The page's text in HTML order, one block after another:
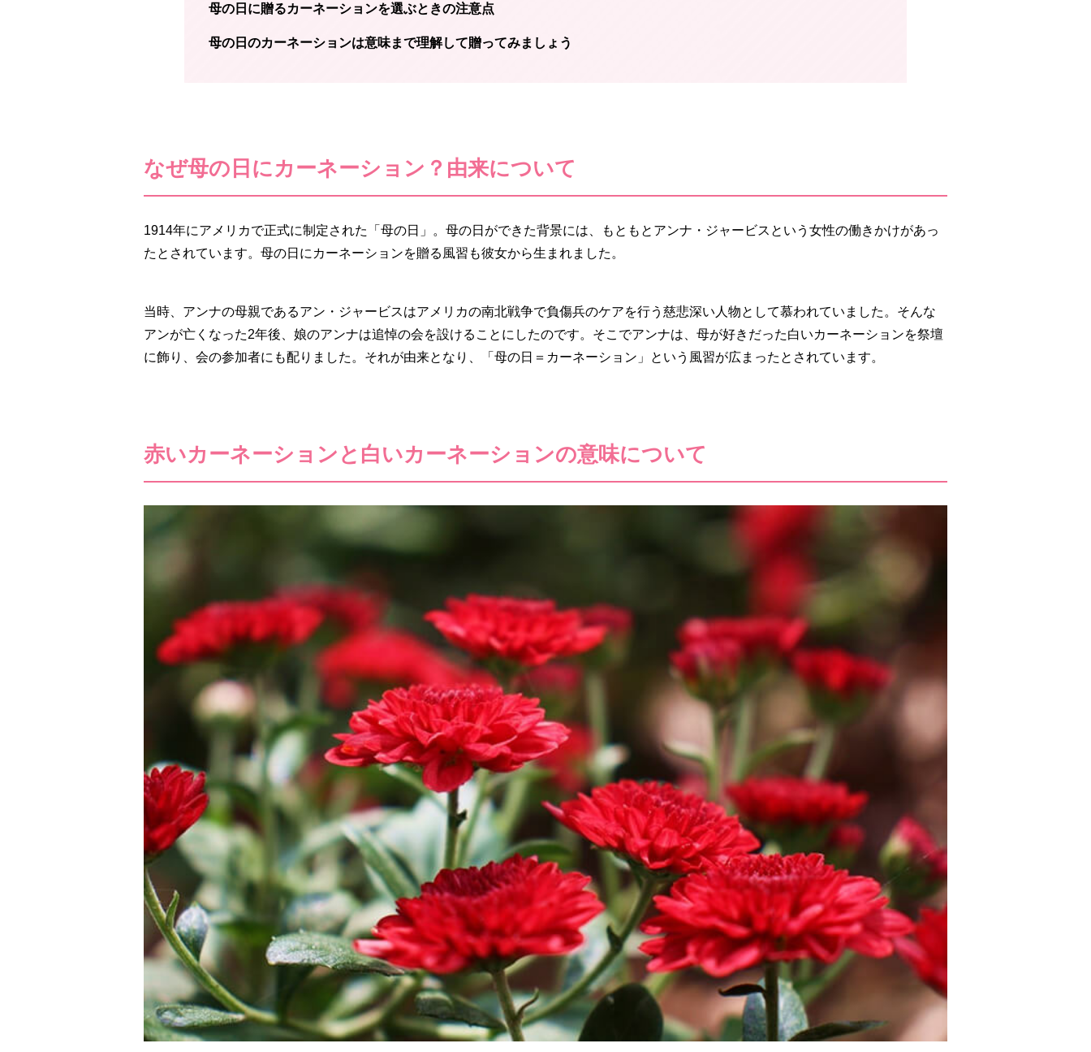
母の日に贈るカーネーションを選ぶときの注意点
母の日のカーネーションは意味まで理解して贈ってみましょう
なぜ母の日にカーネーション？由来について
1914年にアメリカで正式に制定された「母の日」。母の日ができた背景には、もともとアンナ・ジャービスという女性の働きかけがあっ
たとされています。母の日にカーネーションを贈る風習も彼女から生まれました。
当時、アンナの母親であるアン・ジャービスはアメリカの南北戦争で負傷兵のケアを行う慈悲深い人物として慕われていました。そんな
アンが亡くなった2年後、娘のアンナは追悼の会を設けることにしたのです。そこでアンナは、母が好きだった白いカーネーションを祭壇
に飾り、会の参加者にも配りました。それが由来となり、「母の日＝カーネーション」という風習が広まったとされています。
赤いカーネーションと白いカーネーションの意味について